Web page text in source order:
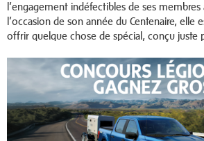
l’engagement indéfectibles de ses
l’occasion de son année du Centenaire, elle
offrir quelque chose de spécial, conçu juste